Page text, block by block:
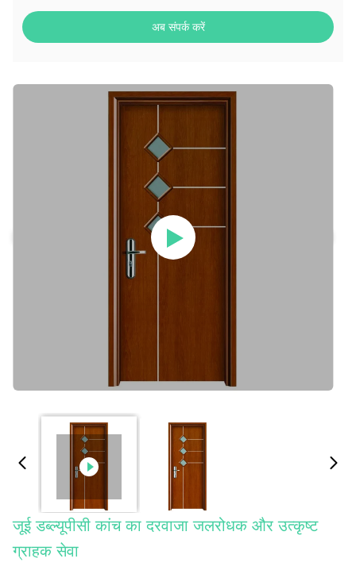
अब संपर्क करें
जूई डब्ल्यूपीसी कांच का दरवाजा जलरोधक और उत्कृष्ट
ग्राहक सेवा